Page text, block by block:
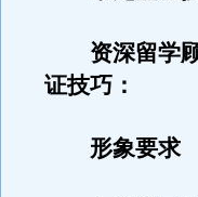
资深留学顾
证技巧：
形象要求